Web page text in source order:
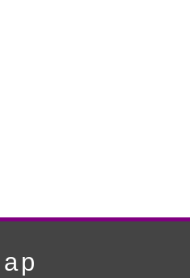
22年3月9日
21年12月4日